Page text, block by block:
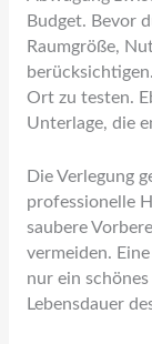
Budget. Bevor
Raumgröße,
Ort zu testen.
Unterlage, die
Die Verlegung
professionelle
saubere
vermeiden.
nur ein
Lebensdauer